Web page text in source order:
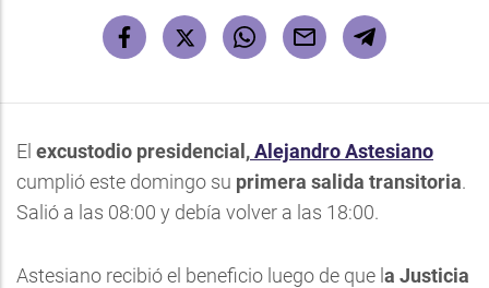
El excustodio presidencial,Alejandro Astesiano
cumplió este domingo su primera salida transitoria.
Salió a las 08:00 y debía volver a las 18:00.
Astesiano recibió el beneficio luego de que l a Justicia